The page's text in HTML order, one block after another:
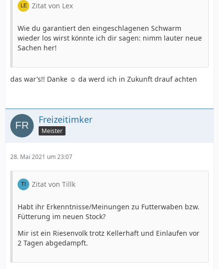
Zitat von Lex
Wie du garantiert den eingeschlagenen Schwarm
wieder los wirst könnte ich dir sagen: nimm lauter neue
Sachen her!
das war’s!! Danke ☺️ da werd ich in Zukunft drauf achten
Freizeitimker
Meister
28. Mai 2021 um 23:07
Zitat von Tillk
Habt ihr Erkenntnisse/Meinungen zu Futterwaben bzw.
Fütterung im neuen Stock?
Mir ist ein Riesenvolk trotz Kellerhaft und Einlaufen vor
2 Tagen abgedampft.